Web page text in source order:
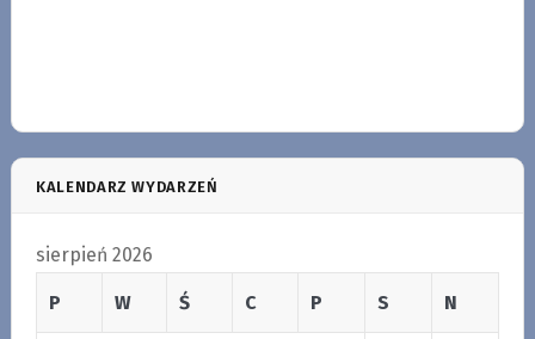
KALENDARZ WYDARZEŃ
sierpień 2026
P W Ś C P S N